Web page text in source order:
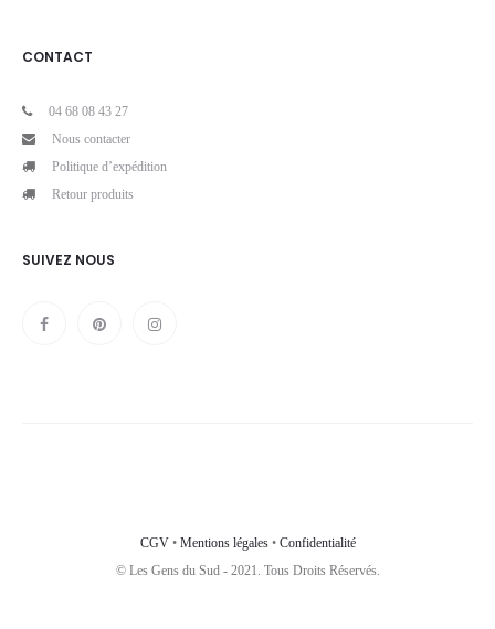
CONTACT
04 68 08 43 27
Nous contacter
Politique d’expédition
Retour produits
SUIVEZ NOUS
CGV• Mentions légales• Confidentialité
© Les Gens du Sud - 2021. Tous Droits Réservés.